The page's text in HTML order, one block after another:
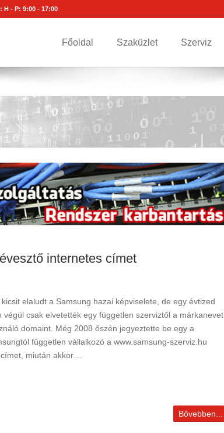
H - P: 9:00 - 17:00
Főoldal Szaküzlet Szerviz
internetes címet
kicsit elaludt a Samsung hazai képviselete, de egy évtized
végül csak elvetették egy független szerviztől a márkanevet
domaint. Még 2008 őszén jegyeztette be egy a
független vállalkozó a www.samsung-szerviz.hu
miután akkor…
Bővebben...